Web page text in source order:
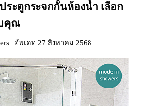
ระตูกระจกกั้นห้องน้ำ เลือก
คุณ
| อัพเดท 27 สิงหาคม 2568